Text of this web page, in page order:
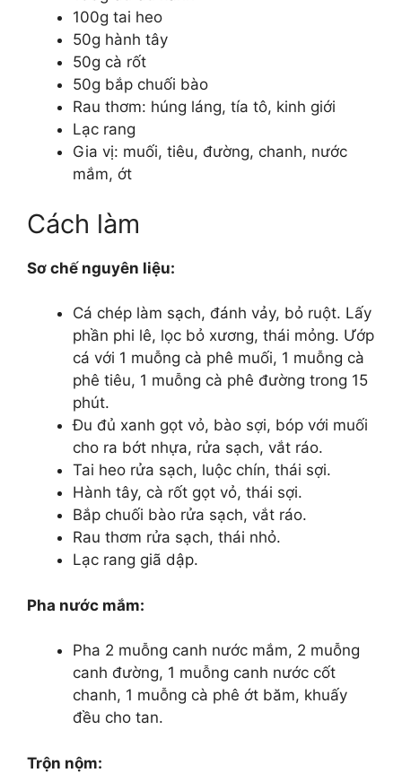
100g tai heo
50g hành tây
50g cà rốt
50g bắp chuối bào
Rau thơm: húng láng, tía tô, kinh giới
Lạc rang
Gia vị: muối, tiêu, đường, chanh, nước
mắm, ớt
Cách làm
Sơ chế nguyên liệu:
Cá chép làm sạch, đánh vảy, bỏ ruột. Lấy
phần phi lê, lọc bỏ xương, thái mỏng. Ướp
cá với 1 muỗng cà phê muối, 1 muỗng cà
phê tiêu, 1 muỗng cà phê đường trong 15
phút.
Đu đủ xanh gọt vỏ, bào sợi, bóp với muối
cho ra bớt nhựa, rửa sạch, vắt ráo.
Tai heo rửa sạch, luộc chín, thái sợi.
Hành tây, cà rốt gọt vỏ, thái sợi.
Bắp chuối bào rửa sạch, vắt ráo.
Rau thơm rửa sạch, thái nhỏ.
Lạc rang giã dập.
Pha nước mắm:
Pha 2 muỗng canh nước mắm, 2 muỗng
canh đường, 1 muỗng canh nước cốt
chanh, 1 muỗng cà phê ớt băm, khuấy
đều cho tan.
Trộn nộm: